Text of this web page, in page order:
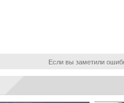
Если вы заметили